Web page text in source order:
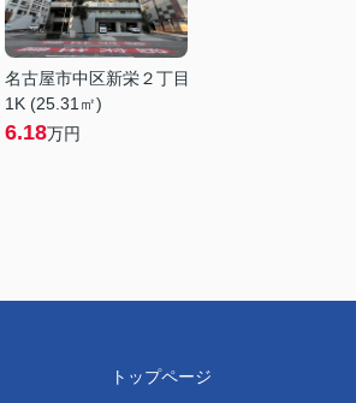
名古屋市中区新栄２丁目
1K (25.31㎡)
6.18万円
トップページ